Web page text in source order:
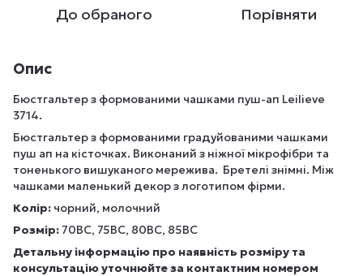
До обраного Порівняти
Опис
Бюстгальтер з формованими чашками пуш-ап Leilieve
3714.
Бюстгальтер з формованими градуйованими чашками
пуш ап на кісточках. Виконаний з ніжної мікрофібри та
тоненького вишуканого мережива. Бретелі знімні. Між
чашками маленький декор з логотипом фірми.
Колір: чорний, молочний
Розмір: 70ВС, 75ВС, 80ВС, 85ВC
Детальну інформацію про наявність розміру та
консультацію уточнюйте за контактним номером